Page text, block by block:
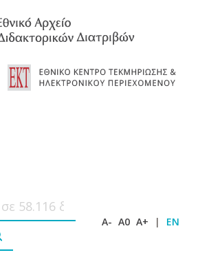
A- A0 A+ | EN